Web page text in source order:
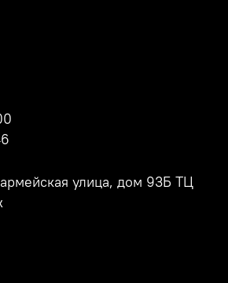
улица, дом 93Б ТЦ